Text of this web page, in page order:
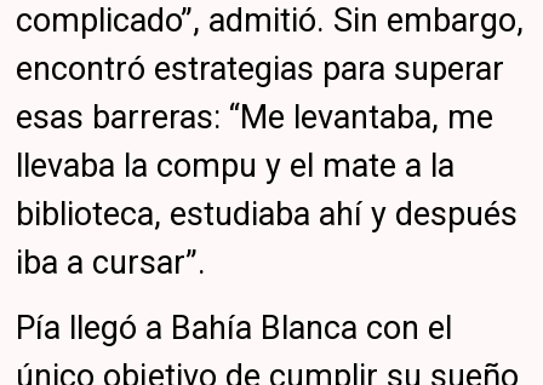
complicado”, admitió. Sin embargo,
encontró estrategias para superar
esas barreras: “Me levantaba, me
llevaba la compu y el mate a la
biblioteca, estudiaba ahí y después
iba a cursar”.
Pía llegó a Bahía Blanca con el
único objetivo de cumplir su sueño